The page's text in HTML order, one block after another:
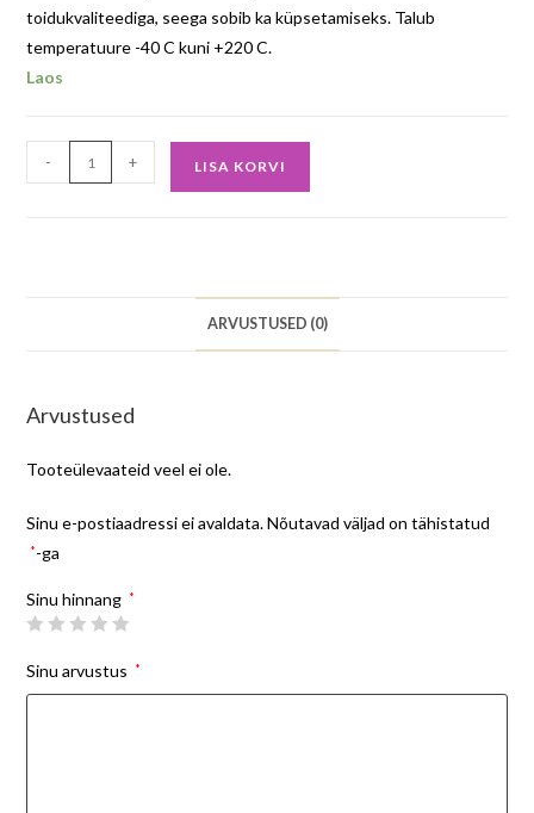
toidukvaliteediga, seega sobib ka küpsetamiseks. Talub
temperatuure -40 C kuni +220 C.
Laos
- + LISA KORVI
ARVUSTUSED (0)
Arvustused
Tooteülevaateid veel ei ole.
Sinu e-postiaadressi ei avaldata. Nõutavad väljad on tähistatud
*-ga
Sinu hinnang *
Sinu arvustus *